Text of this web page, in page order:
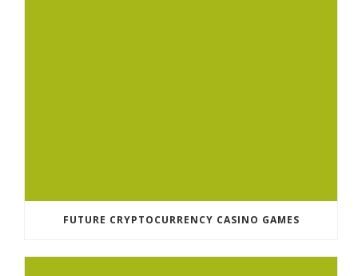
FUTURE CRYPTOCURRENCY CASINO GAMES